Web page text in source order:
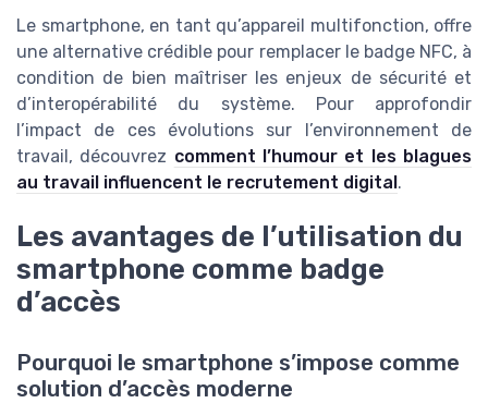
Le smartphone, en tant qu’appareil multifonction, offre
une alternative crédible pour remplacer le badge NFC, à
condition de bien maîtriser les enjeux de sécurité et
d’interopérabilité du système. Pour approfondir
l’impact de ces évolutions sur l’environnement de
travail, découvrez comment l’humour et les blagues
au travail influencent le recrutement digital.
Les avantages de l’utilisation du
smartphone comme badge
d’accès
Pourquoi le smartphone s’impose comme
solution d’accès moderne